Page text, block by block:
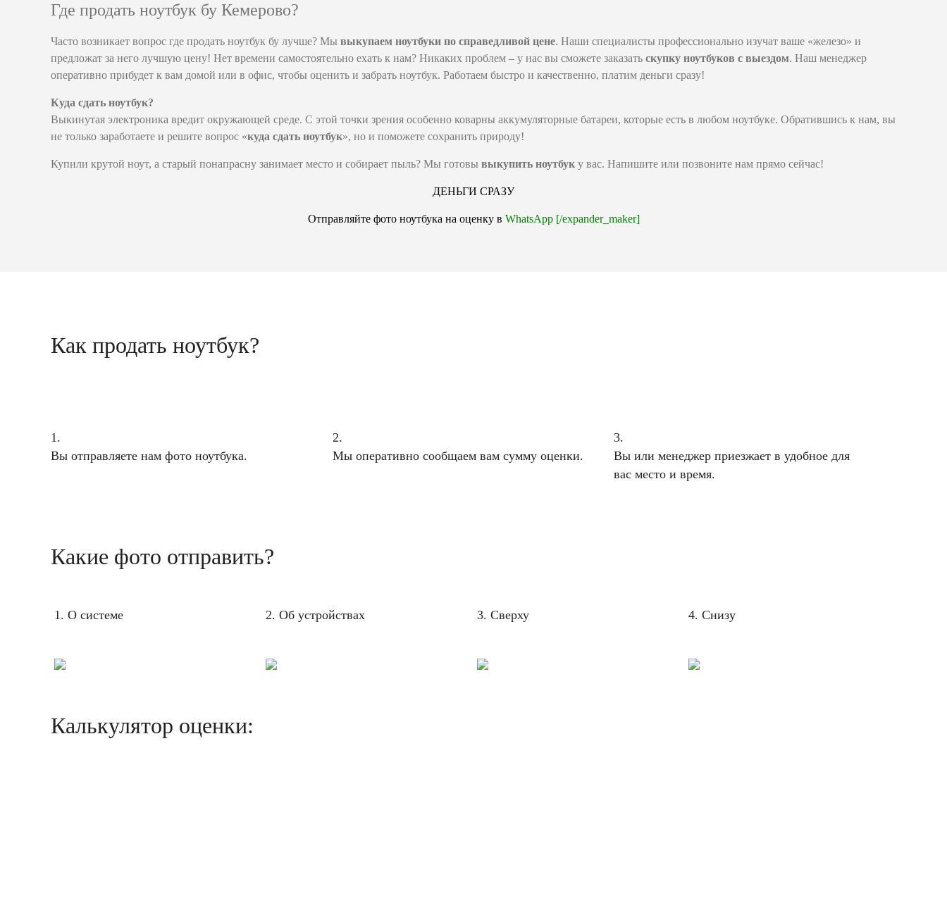
Где продать ноутбук бу Кемерово?
Часто возникает вопрос где продать ноутбук бу лучше? Мы выкупаем ноутбуки по справедливой цене. Наши специалисты профессионально изучат ваше «железо» и
предложат за него лучшую цену! Нет времени самостоятельно ехать к нам? Никаких проблем – у нас вы сможете заказать скупку ноутбуков с выездом. Наш менеджер
оперативно прибудет к вам домой или в офис, чтобы оценить и забрать ноутбук. Работаем быстро и качественно, платим деньги сразу!
Куда сдать ноутбук?
Выкинутая электроника вредит окружающей среде. С этой точки зрения особенно коварны аккумуляторные батареи, которые есть в любом ноутбуке. Обратившись к нам, вы
не только заработаете и решите вопрос «куда сдать ноутбук», но и поможете сохранить природу!
Купили крутой ноут, а старый понапрасну занимает место и собирает пыль? Мы готовы выкупить ноутбук у вас. Напишите или позвоните нам прямо сейчас!
ДЕНЬГИ СРАЗУ
Отправляйте фото ноутбука на оценку в WhatsApp [/expander_maker]
Как продать ноутбук?
1.
Вы отправляете нам фото ноутбука.
2.
Мы оперативно сообщаем вам сумму оценки.
3.
Вы или менеджер приезжает в удобное для
вас место и время.
Какие фото отправить?
1. О системе 2. Об устройствах 3. Сверху 4. Снизу
Калькулятор оценки: